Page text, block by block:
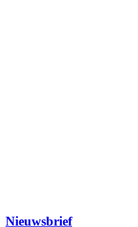
Nieuwsbrief